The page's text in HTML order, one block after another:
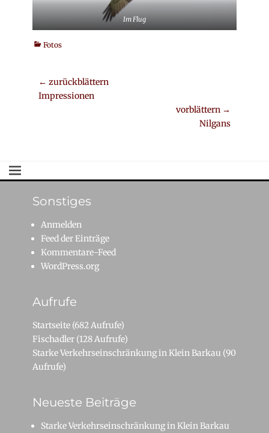
Im Flug
Kategorien
Fotos
Beitrags-
Navigation
← zurückblättern
Vorheriger
Impressionen
vorblättern →
Nilgans
Sonstiges
Anmelden
Feed der Einträge
Kommentare-Feed
WordPress.org
Aufrufe
Startseite (682 Aufrufe)
Fischadler (128 Aufrufe)
Starke Verkehrseinschränkung in Klein Barkau (90
Aufrufe)
Neueste Beiträge
Starke Verkehrseinschränkung in Klein Barkau